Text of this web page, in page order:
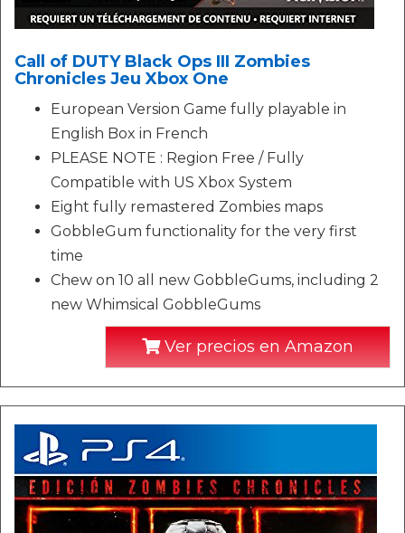
Call of DUTY Black Ops III Zombies
Chronicles Jeu Xbox One
European Version Game fully playable in
English Box in French
PLEASE NOTE : Region Free / Fully
Compatible with US Xbox System
Eight fully remastered Zombies maps
GobbleGum functionality for the very first
time
Chew on 10 all new GobbleGums, including 2
new Whimsical GobbleGums
Ver precios en Amazon